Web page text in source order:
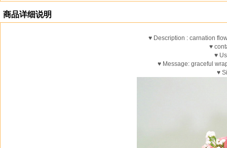
商品详细说明
♥ Description : carnation
♥
♥
♥ Message: graceful
♥